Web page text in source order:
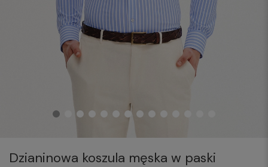
Dzianinowa koszula męska w paski